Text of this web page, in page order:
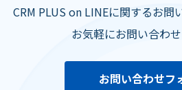
CRM PLUS on LINEに関するお問
お気軽にお問い合わせ
お問い合わせフ